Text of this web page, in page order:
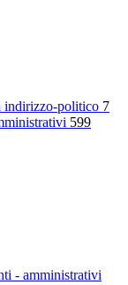
indirizzo-politico 7
599
- amministrativi